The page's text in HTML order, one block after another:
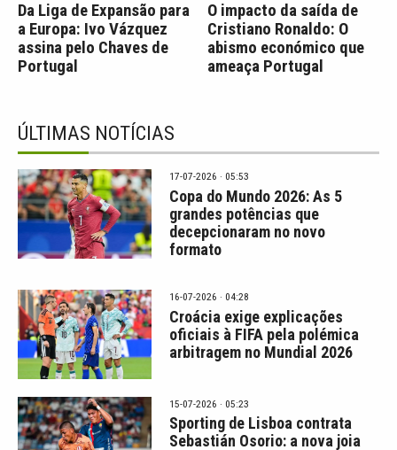
Da Liga de Expansão para
a Europa: Ivo Vázquez
assina pelo Chaves de
Portugal
O impacto da saída de
Cristiano Ronaldo: O
abismo económico que
ameaça Portugal
ÚLTIMAS NOTÍCIAS
17-07-2026 · 05:53
Copa do Mundo 2026: As 5
grandes potências que
decepcionaram no novo
formato
16-07-2026 · 04:28
Croácia exige explicações
oficiais à FIFA pela polémica
arbitragem no Mundial 2026
15-07-2026 · 05:23
Sporting de Lisboa contrata
Sebastián Osorio: a nova joia